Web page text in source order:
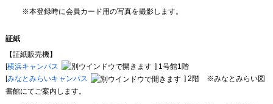
本登録時に会員カード用の写真を撮影します。
証紙
【証紙販売機】
[横浜キャンパス
] 1号館1階
[みなとみらいキャンパス
] 2階 ※みなとみらい図
書館にてご案内します。